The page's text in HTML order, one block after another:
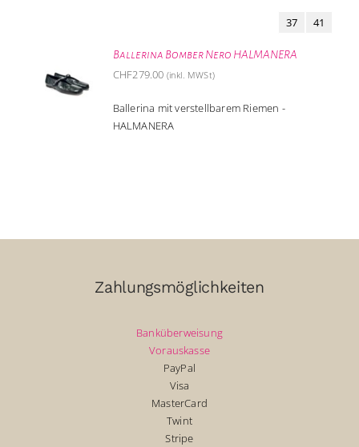
Ballerina Bomber Nero HALMANERA
37 41
CHF279.00 (inkl. MWSt)
Ballerina mit verstellbarem Riemen -
HALMANERA
Zahlungsmöglichkeiten
Banküberweisung
Vorauskasse
PayPal
Visa
MasterCard
Twint
Stripe